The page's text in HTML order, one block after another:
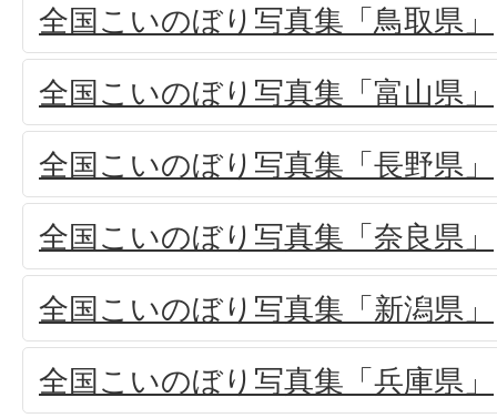
全国こいのぼり写真集「鳥取県」
全国こいのぼり写真集「富山県」
全国こいのぼり写真集「長野県」
全国こいのぼり写真集「奈良県」
全国こいのぼり写真集「新潟県」
全国こいのぼり写真集「兵庫県」